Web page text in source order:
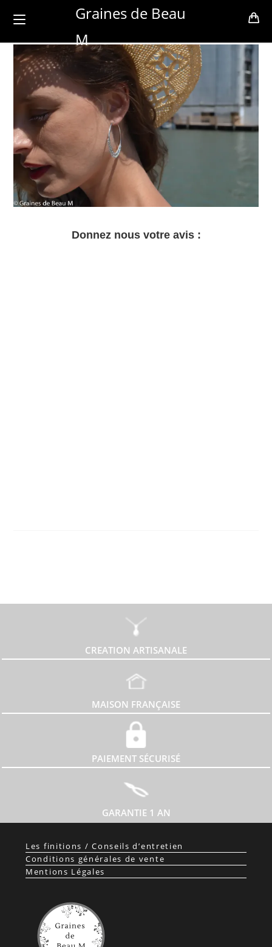
Graines de Beau
M
Donnez nous votre avis :
CREATION ARTISANALE
MAISON FRANÇAISE
PAIEMENT SÉCURISÉ
GARANTIE 1 AN
Les finitions / Conseils d’entretien
Conditions générales de vente
Mentions Légales